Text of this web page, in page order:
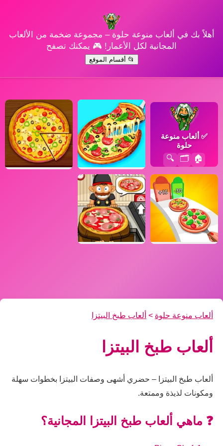
أهلاً بك في ألعاب منوعة حلوة – مجموعة ضخمة من الألعاب
المجانية لكل الأعمار! 🎮 يمكنك تصفح
📂 أقسام الموقع
✅ ألعاب منوعة
حلوة
🏠
🗂️
🔍
ألعاب منوعة حلوة > ألعاب طبخ البيتزا
ألعاب طبخ البيتزا
ألعاب طبخ البيتزا – حضري أشهى وصفات البيتزا بخطوات سهلة
ومكونات لذيذة وممتعة.
❓ ماهي ألعاب طبخ البيتزا المجانية؟